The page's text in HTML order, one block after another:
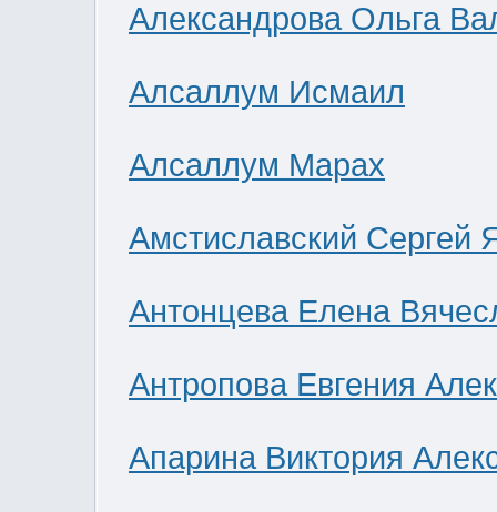
Александрова Ольга
Алсаллум Исмаил
Алсаллум Марах
Амстиславский Сергей
Антонцева Елена
Антропова Евгения
Апарина Виктория